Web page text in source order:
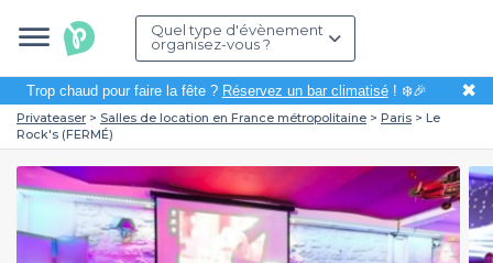
Quel type d'évènement
organisez-vous ?
Trop chaud pour faire la fête ? Réservez un bar climatisé! ❄️🎉 ✖
Privateaser Salles de location en France métropolitaine Paris
Le
Rock's (FERMÉ)